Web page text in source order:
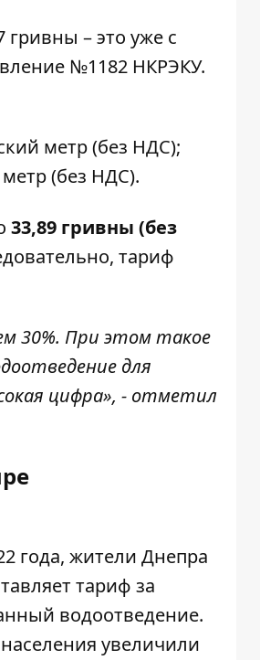
– это уже с
№1182 НКРЭКУ.
метр (без НДС);
(без НДС).
33,89 гривны (без
тариф
30%. При этом такое
для
цифра», - отметил
года, жители Днепра
тариф за
водоотведение.
увеличили